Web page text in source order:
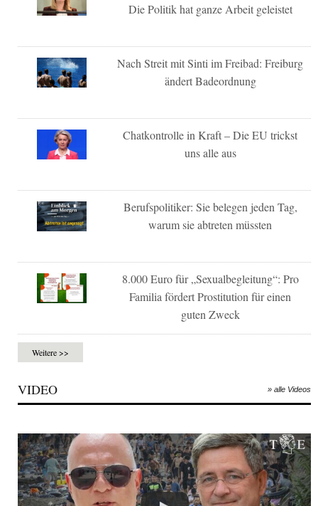
Die Politik hat ganze Arbeit geleistet
Nach Streit mit Sinti im Freibad: Freiburg
ändert Badeordnung
Chatkontrolle in Kraft – Die EU trickst
uns alle aus
Berufspolitiker: Sie belegen jeden Tag,
warum sie abtreten müssten
8.000 Euro für „Sexualbegleitung“: Pro
Familia fördert Prostitution für einen
guten Zweck
Weitere >>
VIDEO » alle Videos